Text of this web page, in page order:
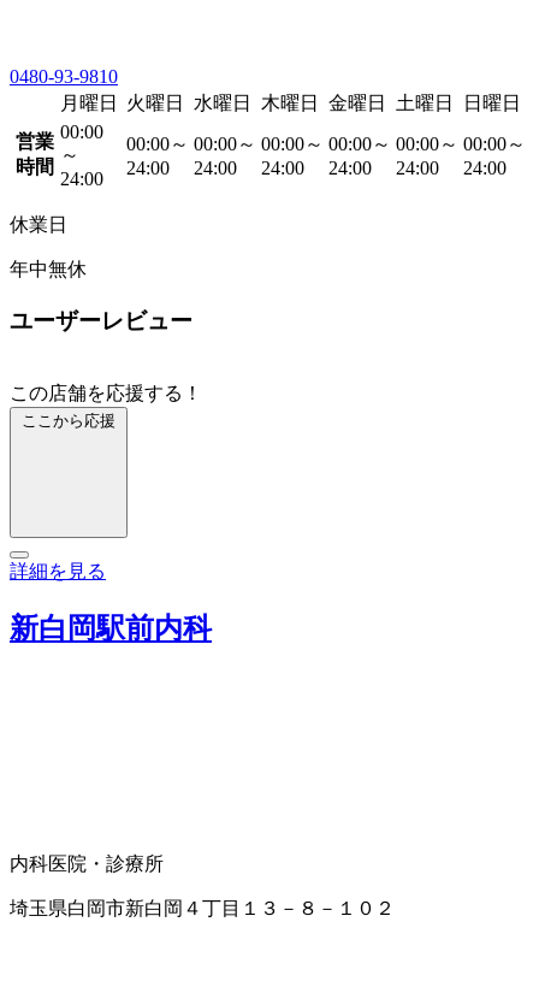
0480-93-9810
月曜日
火曜日 水曜日 木曜日 金曜日 土曜日
日曜日
営業
時間
00:00
～
24:00
00:00～
24:00
00:00～
24:00
00:00～
24:00
00:00～
24:00
00:00～
24:00
00:00～
24:00
休業日
年中無休
ユーザーレビュー
この店舗を応援する！
ここから応援
詳細を見る
新白岡駅前内科
内科医院・診療所
埼玉県白岡市新白岡４丁目１３－８－１０２